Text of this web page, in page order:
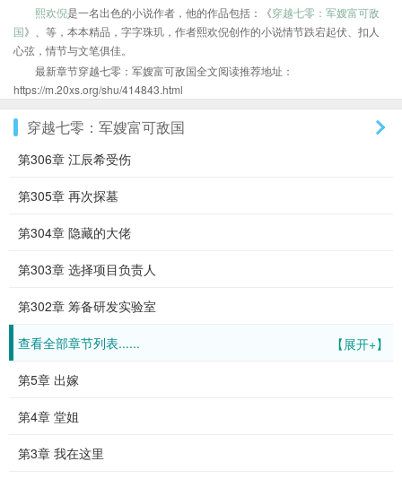
熙欢倪是一名出色的小说作者，他的作品包括：《穿越七零：军嫂富可敌
国》、等，本本精品，字字珠玑，作者熙欢倪创作的小说情节跌宕起伏、扣人
心弦，情节与文笔俱佳。
最新章节穿越七零：军嫂富可敌国全文阅读推荐地址：
https://m.20xs.org/shu/414843.html
穿越七零：军嫂富可敌国
第306章 江辰希受伤
第305章 再次探墓
第304章 隐藏的大佬
第303章 选择项目负责人
第302章 筹备研发实验室
【展开+】
查看全部章节列表......
第5章 出嫁
第4章 堂姐
第3章 我在这里